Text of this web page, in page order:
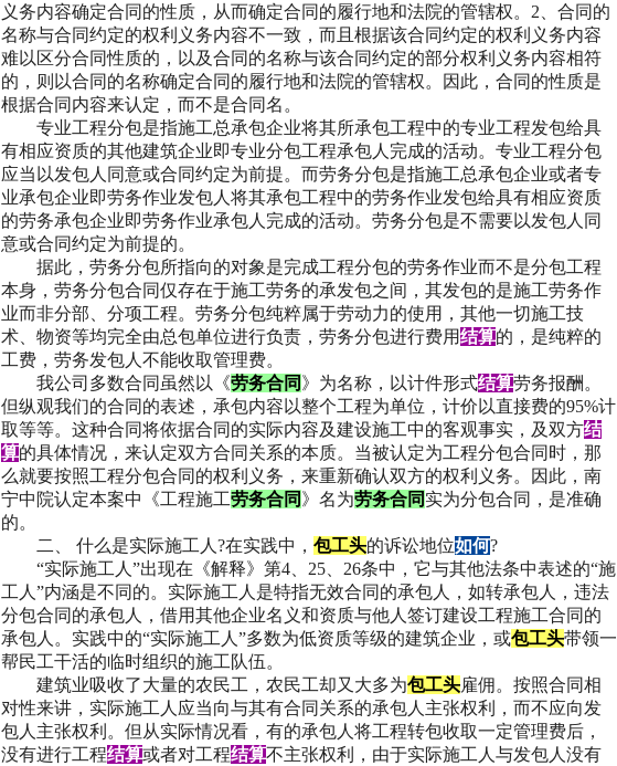
义务内容确定合同的性质，从而确定合同的履行地和法院的管辖权。 2 、合同的
名称与合同约定的权利义务内容不一致，而且根据该合同约定的权利义务内容
难以区分合同性质的，以及合同的名称与该合同约定的部分权利义务内容相符
的，则以合同的名称确定合同的履行地和法院的管辖权。因此，合同的性质是
根据合同内容来认定，而不是合同名。
专业工程分包是指施工总承包企业将其所承包工程中的专业工程发包给具
有相应资质的其他建筑企业即专业分包工程承包人完成的活动。专业工程分包
应当以发包人同意或合同约定为前提。而劳务分包是指施工总承包企业或者专
业承包企业即劳务作业发包人将其承包工程中的劳务作业发包给具有相应资质
的劳务承包企业即劳务作业承包人完成的活动。劳务分包是不需要以发包人同
意或合同约定为前提的。
据此，劳务分包所指向的对象是完成工程分包的劳务作业而不是分包工程
本身，劳务分包合同仅存在于施工劳务的承发包之间，其发包的是施工劳务作
业而非分部、分项工程。劳务分包纯粹属于劳动力的使用，其他一切施工技
术、物资等均完全由总包单位进行负责，劳务分包进行费用结算的，是纯粹的
工费，劳务发包人不能收取管理费。
我公司多数合同虽然以《劳务合同 》为名称，以计件形式结算劳务报酬。
但纵观我们的合同的表述，承包内容以整个工程为单位，计价以直接费的95%计
取等等。这种合同将依据合同的实际内容及建设施工中的客观事实，及双方结
算的具体情况，来认定双方合同关系的本质。当被认定为工程分包合同时，那
么就要按照工程分包合同的权利义务，来重新确认双方的权利义务。因此，南
宁中院认定本案中《工程施工劳务合同 》名为劳务合同 实为分包合同，是准确
的。
二、
什么是实际施工人 ?在实践中， 包工头的诉讼地位如何?
“实际施工人 ”出现在《解释》第4 25 26条中，它与其他法条中表述的“施
工人 ”内涵是不同的。实际施工人是特指无效合同的承包人，如转承包人，违法
分包合同的承包人，借用其他企业名义和资质与他人签订建设工程施工合同的
承包人。实践中的“实际施工人 ”多数为低资质等级的建筑企业，或包工头带领一
帮民工干活的临时组织的施工队伍。
建筑业吸收了大量的农民工，农民工却又大多为包工头雇佣。按照合同相
对性来讲，实际施工人应当向与其有合同关系的承包人主张权利，而不应向发
包人主张权利。但从实际情况看，有的承包人将工程转包收取一定管理费后，
没有进行工程结算或者对工程结算不主张权利，由于实际施工人与发包人没有